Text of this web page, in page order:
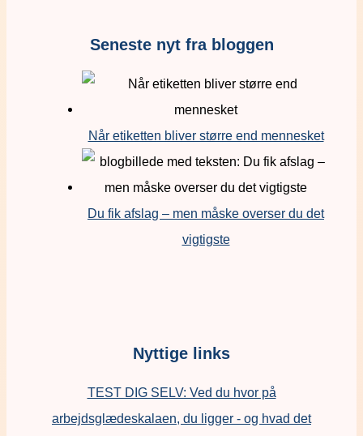
Seneste nyt fra bloggen
Når etiketten bliver større end mennesket
Du fik afslag – men måske overser du det
vigtigste
Nyttige links
TEST DIG SELV: Ved du hvor på
arbejdsglædeskalaen, du ligger - og hvad det